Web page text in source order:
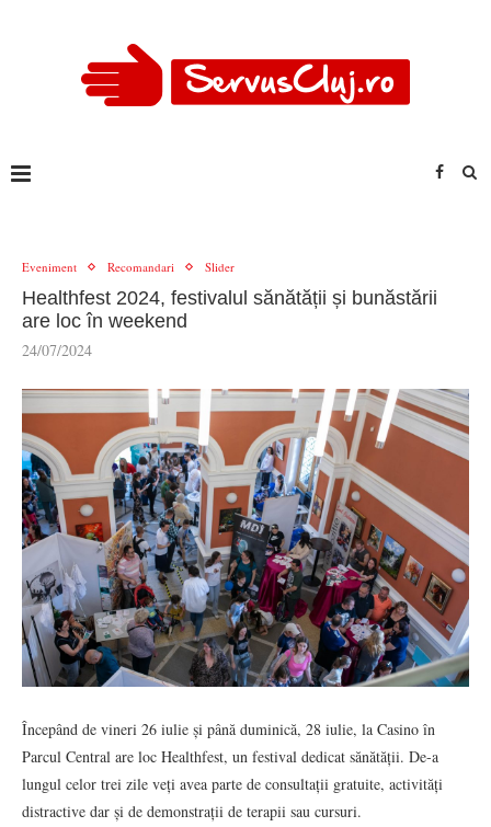
Eveniment Recomandari Slider
Healthfest 2024, festivalul sănătății și bunăstării
are loc în weekend
24/07/2024
Începând de vineri 26 iulie și până duminică, 28 iulie, la Casino în
Parcul Central are loc Healthfest, un festival dedicat sănătății. De-a
lungul celor trei zile veți avea parte de consultații gratuite, activități
distractive dar și de demonstrații de terapii sau cursuri.